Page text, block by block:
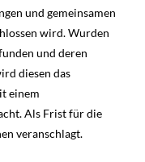
und gemeinsamen
wird. Wurden
und deren
diesen das
einem
Als Frist für die
veranschlagt.